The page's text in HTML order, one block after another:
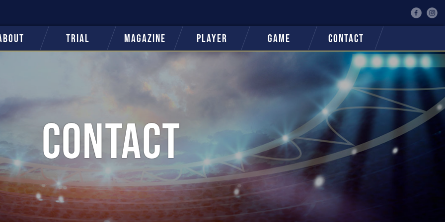
TRIAL MAGAZINE PLAYER GAME CONTACT
CONTACT